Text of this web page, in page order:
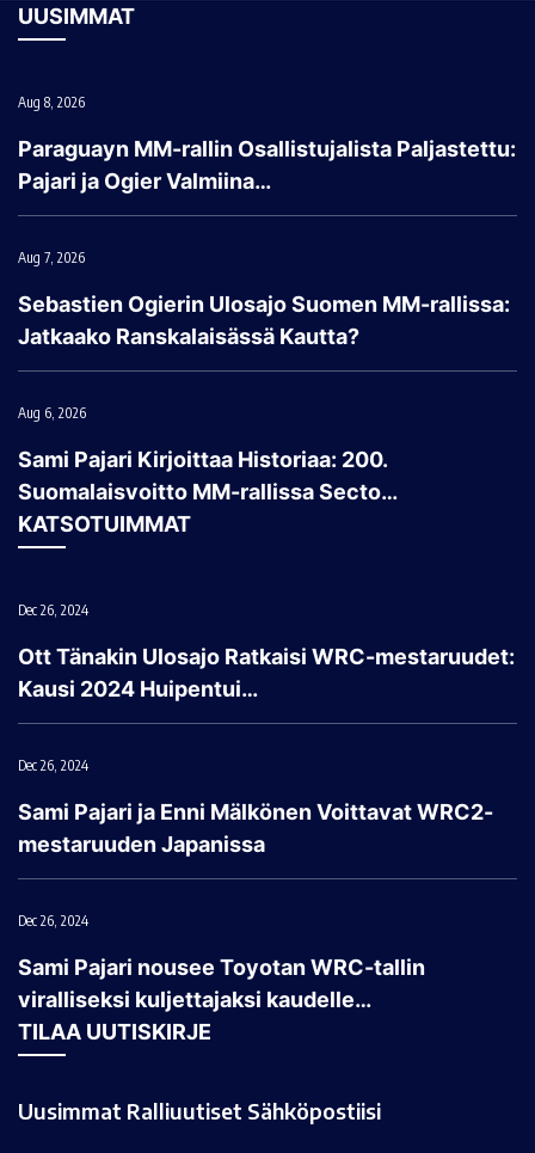
UUSIMMAT
Aug 8, 2026
Paraguayn MM-rallin Osallistujalista Paljastettu:
Pajari ja Ogier Valmiina…
Aug 7, 2026
Sebastien Ogierin Ulosajo Suomen MM-rallissa:
Jatkaako Ranskalaisässä Kautta?
Aug 6, 2026
Sami Pajari Kirjoittaa Historiaa: 200.
Suomalaisvoitto MM-rallissa Secto…
KATSOTUIMMAT
Dec 26, 2024
Ott Tänakin Ulosajo Ratkaisi WRC-mestaruudet:
Kausi 2024 Huipentui…
Dec 26, 2024
Sami Pajari ja Enni Mälkönen Voittavat WRC2-
mestaruuden Japanissa
Dec 26, 2024
Sami Pajari nousee Toyotan WRC-tallin
viralliseksi kuljettajaksi kaudelle…
TILAA UUTISKIRJE
Uusimmat Ralliuutiset Sähköpostiisi